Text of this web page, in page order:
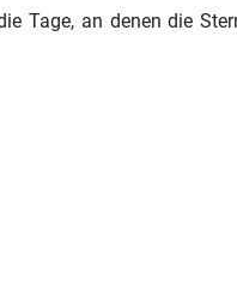
Tage, an denen die